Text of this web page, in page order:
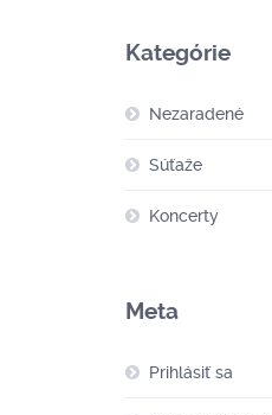
Kategórie
Nezaradené
Súťaže
Koncerty
Meta
Prihlásiť sa